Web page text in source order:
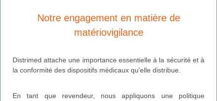
Notre engagement en matière de
matériovigilance
Distrimed attache une importance essentielle à la sécurité et à
la conformité des dispositifs médicaux qu'elle distribue.
En tant que revendeur, nous appliquons une politique